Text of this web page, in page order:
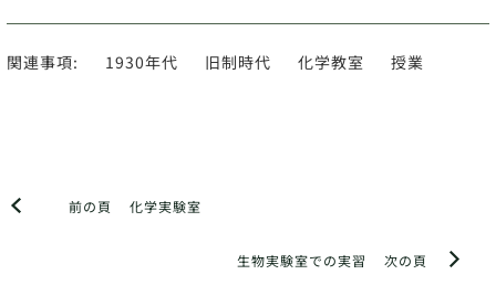
関連事項: 1930年代 旧制時代 化学教室 授業
前の頁 化学実験室
次の頁
生物実験室での実習